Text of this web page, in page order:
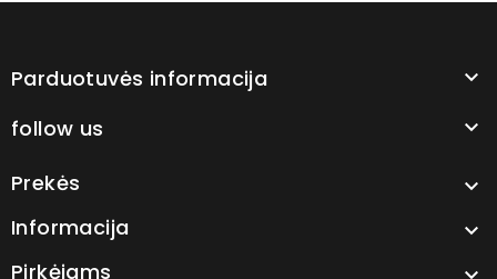
Parduotuvės informacija 
follow us 
Prekės 
Informacija 
Pirkėjams